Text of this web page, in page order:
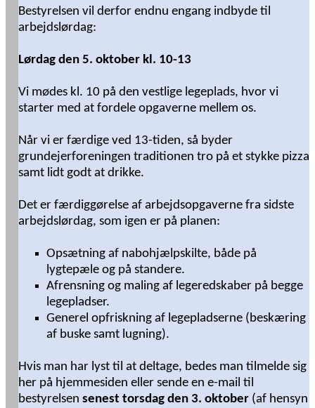
Bestyrelsen vil derfor endnu engang indbyde til
arbejdslørdag:
Lørdag den 5. oktober kl. 10-13
Vi mødes kl. 10 på den vestlige legeplads, hvor vi
starter med at fordele opgaverne mellem os.
Når vi er færdige ved 13-tiden, så byder
grundejerforeningen traditionen tro på et stykke pizza
samt lidt godt at drikke.
Det er færdiggørelse af arbejdsopgaverne fra sidste
arbejdslørdag, som igen er på planen:
Opsætning af nabohjælpskilte, både på
lygtepæle og på standere.
Afrensning og maling af legeredskaber på begge
legepladser.
Generel opfriskning af legepladserne (beskæring
af buske samt lugning).
Hvis man har lyst til at deltage, bedes man tilmelde sig
her på hjemmesiden eller sende en e-mail til
bestyrelsen senest torsdag den 3. oktober (af hensyn